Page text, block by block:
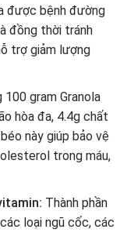
được bệnh đường
đồng thời tránh
trợ giảm lượng
100 gram Granola
hòa đa, 4.4g chất
này giúp bảo vệ
trong máu,
Thành phần
loại ngũ cốc, các